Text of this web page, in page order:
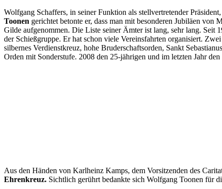
Wolfgang Schaffers, in seiner Funktion als stellvertretender
Toonen gerichtet betonte er, dass man mit besonderen Jubiläen
Gilde aufgenommen. Die Liste seiner Ämter ist lang, sehr lang. Seit
der Schießgruppe. Er hat schon viele Vereinsfahrten organisiert.
silbernes Verdienstkreuz, hohe Bruderschaftsorden, Sankt
Orden mit Sonderstufe. 2008 den 25-jährigen und im letzten Jahr
Aus den Händen von Karlheinz Kamps, dem Vorsitzenden des
Ehrenkreuz. Sichtlich gerührt bedankte sich Wolfgang Toonen für